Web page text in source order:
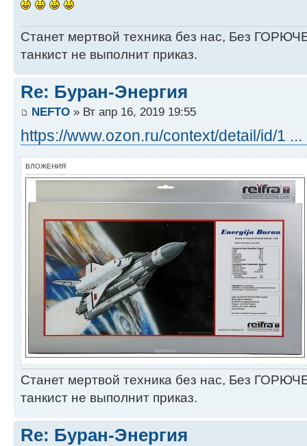
Станет мертвой техника без нас, Без
танкист не выполнит приказ.
Re: Буран-Энергия
NEFTO » Вт апр 16, 2019 19:55
https://www.ozon.ru/context/detail/id/1
ВЛОЖЕНИЯ
Станет мертвой техника без нас, Без
танкист не выполнит приказ.
Re: Буран-Энергия